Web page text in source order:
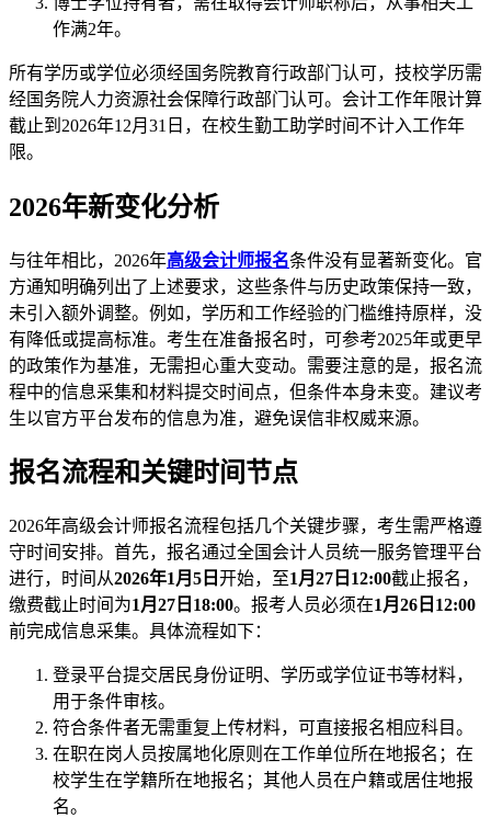
作满2年。
所有学历或学位必须经国务院教育行政部门认可，技校学历需
经国务院人力资源社会保障行政部门认可。会计工作年限计算
截止到2026年12月31日，在校生勤工助学时间不计入工作年
限。
2026年新变化分析
与往年相比，2026年高级会计师报名条件没有显著新变化。官
方通知明确列出了上述要求，这些条件与历史政策保持一致，
未引入额外调整。例如，学历和工作经验的门槛维持原样，没
有降低或提高标准。考生在准备报名时，可参考2025年或更早
的政策作为基准，无需担心重大变动。需要注意的是，报名流
程中的信息采集和材料提交时间点，但条件本身未变。建议考
生以官方平台发布的信息为准，避免误信非权威来源。
报名流程和关键时间节点
2026年高级会计师报名流程包括几个关键步骤，考生需严格遵
守时间安排。首先，报名通过全国会计人员统一服务管理平台
进行，时间从2026年1月5日 开始，至1月27日12:00截止报名，
缴费截止时间为1月27日18:00。报考人员必须在1月26日12:00
前完成信息采集。具体流程如下：
登录平台提交居民身份证明、学历或学位证书等材料，
用于条件审核。
符合条件者无需重复上传材料，可直接报名相应科目。
在职在岗人员按属地化原则在工作单位所在地报名；在
校学生在学籍所在地报名；其他人员在户籍或居住地报
名。